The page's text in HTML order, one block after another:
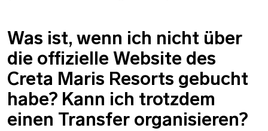
Was ist, wenn ich nicht über
die offizielle Website des
Creta Maris Resorts gebucht
habe? Kann ich trotzdem
einen Transfer organisieren?